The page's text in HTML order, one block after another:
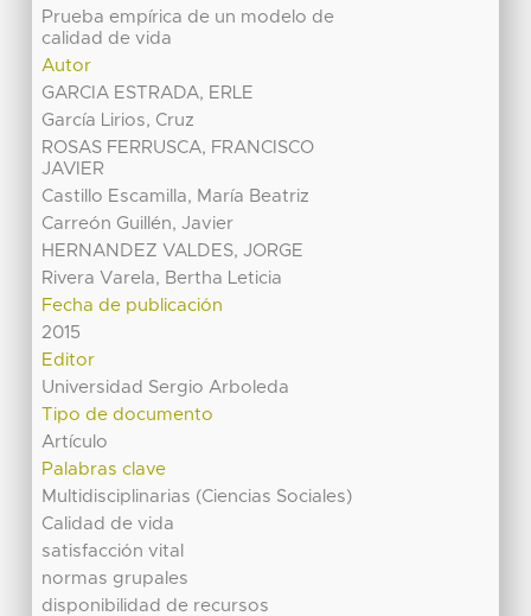
Prueba empírica de un modelo de
calidad de vida
Autor
GARCIA ESTRADA, ERLE
García Lirios, Cruz
ROSAS FERRUSCA, FRANCISCO
JAVIER
Castillo Escamilla, María Beatriz
Carreón Guillén, Javier
HERNANDEZ VALDES, JORGE
Rivera Varela, Bertha Leticia
Fecha de publicación
2015
Editor
Universidad Sergio Arboleda
Tipo de documento
Artículo
Palabras clave
Multidisciplinarias (Ciencias Sociales)
Calidad de vida
satisfacción vital
normas grupales
disponibilidad de recursos